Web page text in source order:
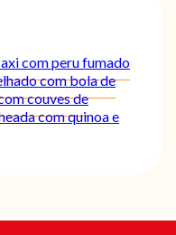
com peru fumado
com bola de
couves de
com quinoa e